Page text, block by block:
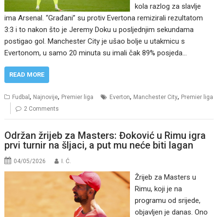
kola razlog za slavlje
ima Arsenal. “Građani” su protiv Evertona remizirali rezultatom
3:3 i to nakon što je Jeremy Doku u posljednjim sekundama
postigao gol. Manchester City je ušao bolje u utakmicu s
Evertonom, u samo 20 minuta su imali čak 89% posjeda…
READ MORE
Fudbal, Najnovije, Premier liga Everton, Manchester City, Premier liga
2 Comments
Održan žrijeb za Masters: Đoković u Rimu igra
prvi turnir na šljaci, a put mu neće biti lagan
04/05/2026 I. Ć.
Žrijeb za Masters u
Rimu, koji je na
programu od srijede,
objavljen je danas. Ono